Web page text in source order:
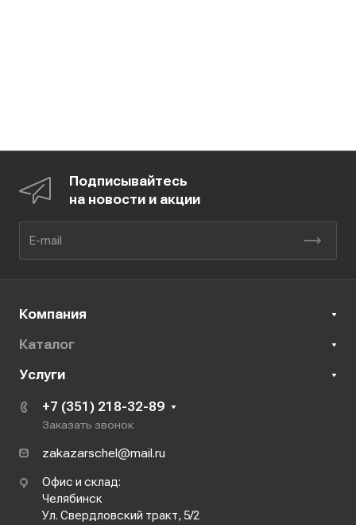
Подписывайтесь
на новости и акции
Компания
Каталог
Услуги
+7 (351) 218-32-89
Заказать звонок
zakazarschel@mail.ru
Офис и склад:
Челябинск
Ул. Свердловский тракт, 5/2